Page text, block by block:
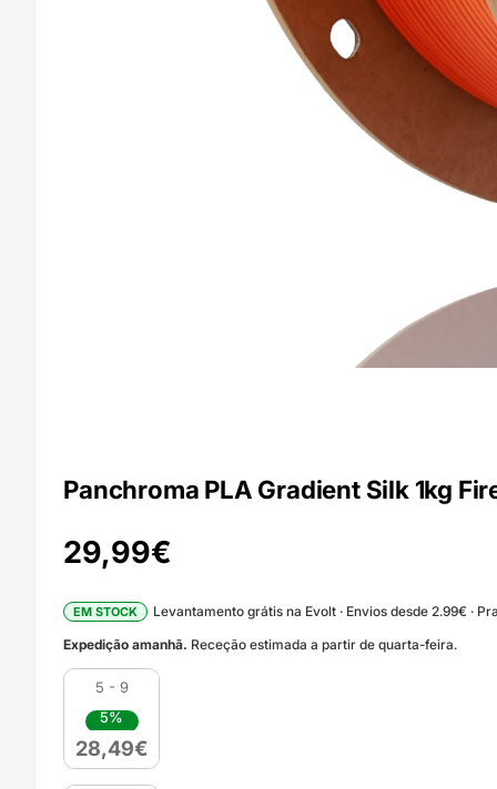
Panchroma PLA Gradient Silk 1kg
29,99€
EM STOCK
Levantamento grátis na Evolt · Envios desde 2.99€ ·
Expedição amanhã. Receção estimada a partir de quarta-feira.
5 - 9
5%
28,49€